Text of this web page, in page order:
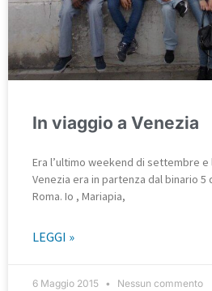
In viaggio a Venezia
Era l’ultimo weekend di settembre
Venezia era in partenza dal binario 5
Roma. Io , Mariapia,
LEGGI »
6 Maggio 2015 Nessun commento